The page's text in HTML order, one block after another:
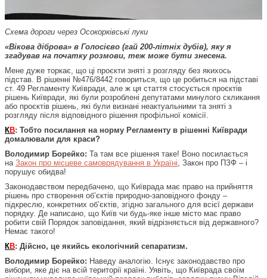
Схема дороги через Осокорківські луки
«Вікова діброва» в Голосієво (гай 200-літніх дубів), яку я
згадував на початку розмови, теж може бути знесена.
Мене дуже торкає, що ці проєкти зняті з розгляду без якихось
підстав. В рішенні №476/8442 говориться, що це робиться на підставі
ст. 49 Регламенту Київради, але ж ця стаття стосується проєктів
рішень Київради, які були розроблені депутатами минулого скликання
або проєктів рішень, які були визнані неактуальними та зняті з
розгляду після відповідного рішення профільної комісії.
КВ: Тобто посилання на норму Регламенту в рішенні Київради
домалювали для краси?
Володимир Борейко: Та там все рішення таке! Воно посилається
на Закон про місцеве самоврядування в Україні, Закон про ПЗФ – і
порушує обидва!
Законодавством передбачено, що Київрада має право на прийняття
рішень про створення об’єктів природно-заповідного фонду –
підкреслю, конкретних об’єктів, згідно загального для всієї держави
порядку. Де написано, що Київ чи будь-яке інше місто має право
робити свій Порядок заповідання, який відрізняється від державного?
Немає такого!
КВ: Дійсно, це якийсь екологічний сепаратизм.
Володимир Борейко: Наведу аналогію. Існує законодавство про
вибори, яке діє на всій території країні. Уявіть, що Київрада своїм